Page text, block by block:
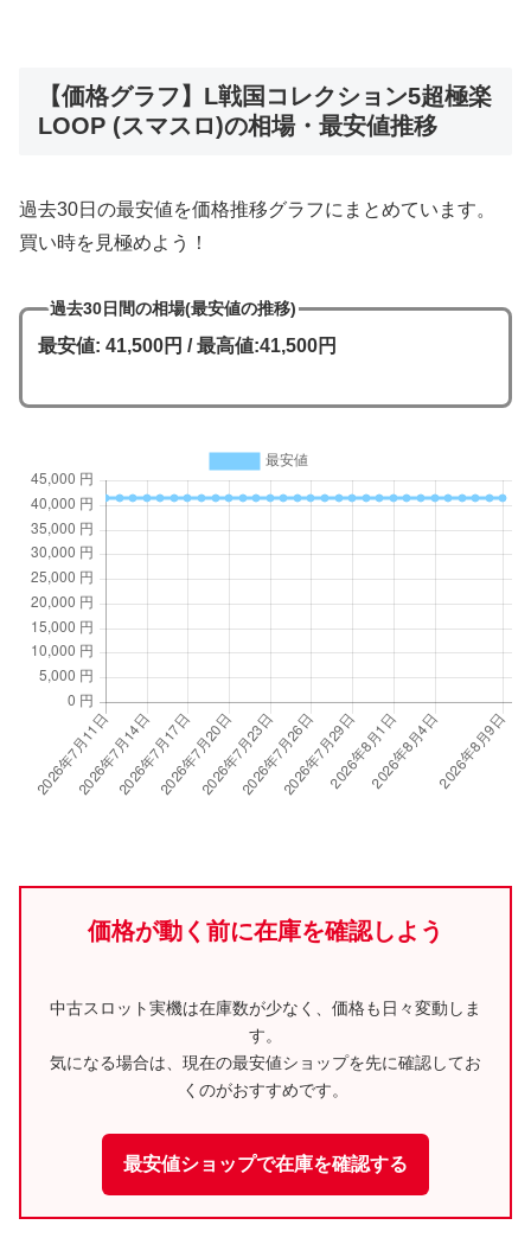
【価格グラフ】L戦国コレクション5超極楽
LOOP (スマスロ)の相場・最安値推移
過去30日の最安値を価格推移グラフにまとめています。
買い時を見極めよう！
過去30日間の相場(最安値の推移)
最安値: 41,500円 / 最高値:41,500円
価格が動く前に在庫を確認しよう
中古スロット実機は在庫数が少なく、価格も日々変動しま
す。
気になる場合は、現在の最安値ショップを先に確認してお
くのがおすすめです。
最安値ショップで在庫を確認する